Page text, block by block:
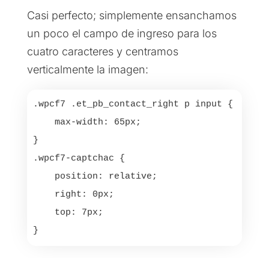
Casi perfecto; simplemente ensanchamos
un poco el campo de ingreso para los
cuatro caracteres y centramos
verticalmente la imagen:
.wpcf7 .et_pb_contact_right p input {
}
.wpcf7-captchac {
position: relative;
right: 0px;
top: 7px;
}